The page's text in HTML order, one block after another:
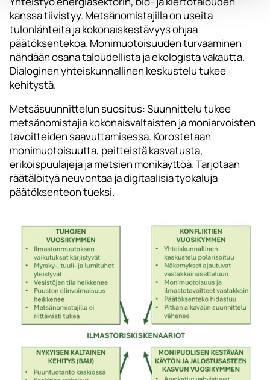
kanssa tiivistyy. Metsänomistajilla on useita
tulonlähteitä ja kokonaiskestävyys ohjaa
päätöksentekoa. Monimuotoisuuden turvaaminen
nähdään osana taloudellista ja ekologista vakautta.
Dialoginen yhteiskunnallinen keskustelu tukee
kehitystä.
Metsäsuunnittelun suositus: Suunnittelu tukee
metsänomistajia kokonaisvaltaisten ja moniarvoisten
tavoitteiden saavuttamisessa. Korostetaan
monimuotoisuutta, peitteistä kasvatusta,
erikoispuulajeja ja metsien monikäyttöä. Tarjotaan
räätälöityä neuvontaa ja digitaalisia työkaluja
päätöksenteon tueksi.